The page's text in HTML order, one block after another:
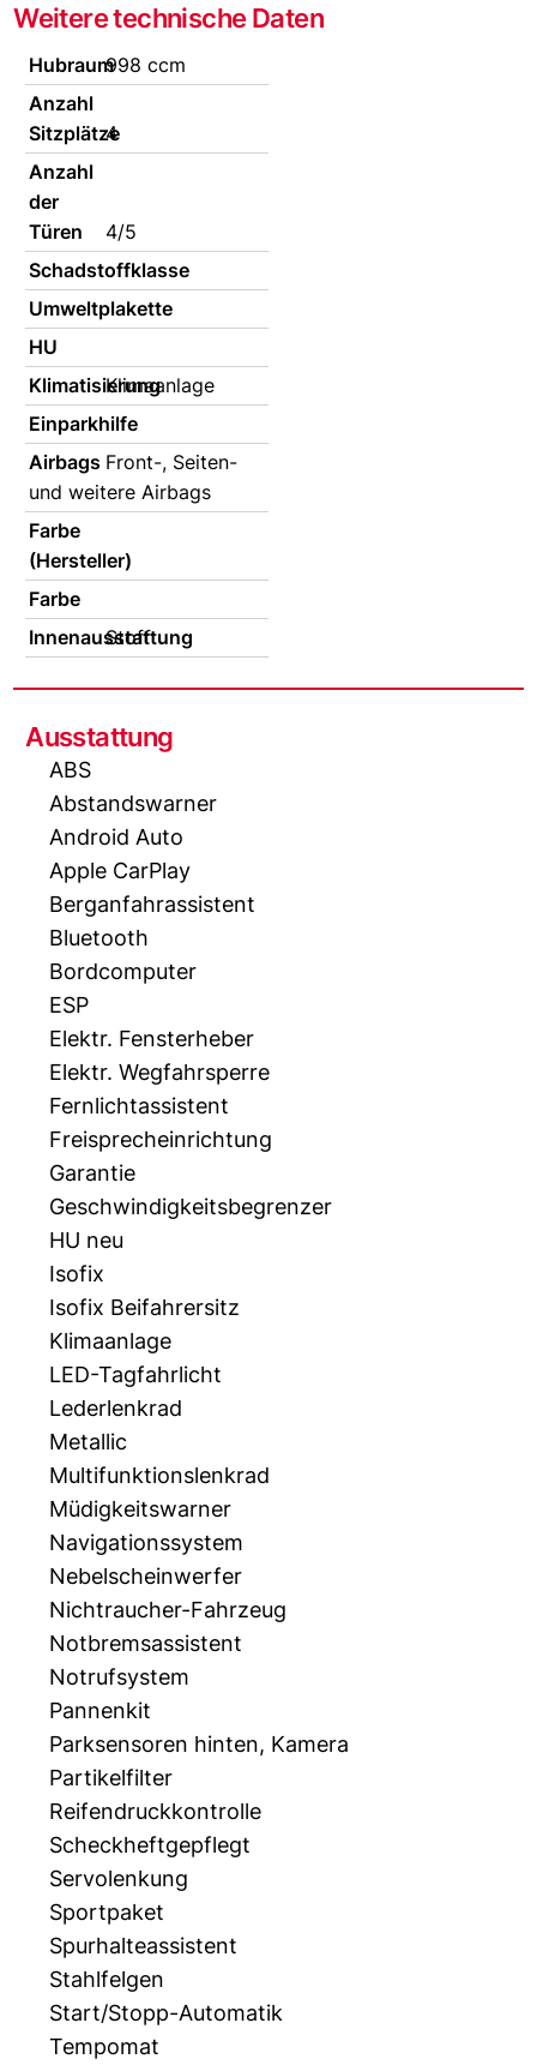
Weitere technische Daten
Hubraum998 ccm
Anzahl
Sitzplätze
4
Anzahl
der
Türen
4/5
Schadstoffklasse
Umweltplakette
HU
Klimatisierung
Klimaanlage
Einparkhilfe
AirbagsFront-, Seiten-
und weitere Airbags
Farbe
(Hersteller)
Farbe
Innenausstattung
Stoff
Ausstattung
ABS
Abstandswarner
Android Auto
Apple CarPlay
Berganfahrassistent
Bluetooth
Bordcomputer
ESP
Elektr. Fensterheber
Elektr. Wegfahrsperre
Fernlichtassistent
Freisprecheinrichtung
Garantie
Geschwindigkeitsbegrenzer
HU neu
Isofix
Isofix Beifahrersitz
Klimaanlage
LED-Tagfahrlicht
Lederlenkrad
Metallic
Multifunktionslenkrad
Müdigkeitswarner
Navigationssystem
Nebelscheinwerfer
Nichtraucher-Fahrzeug
Notbremsassistent
Notrufsystem
Pannenkit
Parksensoren hinten, Kamera
Partikelfilter
Reifendruckkontrolle
Scheckheftgepflegt
Servolenkung
Sportpaket
Spurhalteassistent
Stahlfelgen
Start/Stopp-Automatik
Tempomat